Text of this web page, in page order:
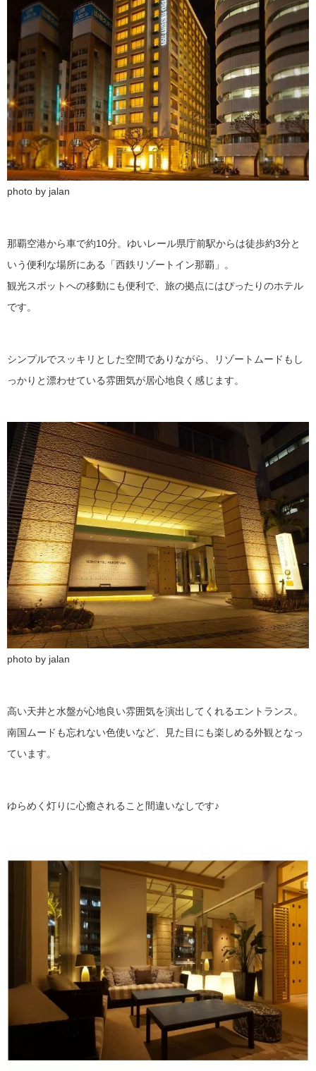
photo by jalan
那覇空港から車で約10分。ゆいレール県庁前駅からは徒歩約3分と
いう便利な場所にある「西鉄リゾートイン那覇」。
観光スポットへの移動にも便利で、旅の拠点にはぴったりのホテル
です。
シンプルでスッキリとした空間でありながら、リゾートムードもし
っかりと漂わせている雰囲気が居心地良く感じます。
photo by jalan
高い天井と水盤が心地良い雰囲気を演出してくれるエントランス。
南国ムードも忘れない色使いなど、見た目にも楽しめる外観となっ
ています。
ゆらめく灯りに心癒されること間違いなしです♪